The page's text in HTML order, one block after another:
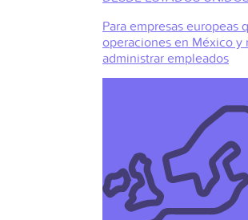
Para empresas europeas
operaciones en México y
administrar empleados